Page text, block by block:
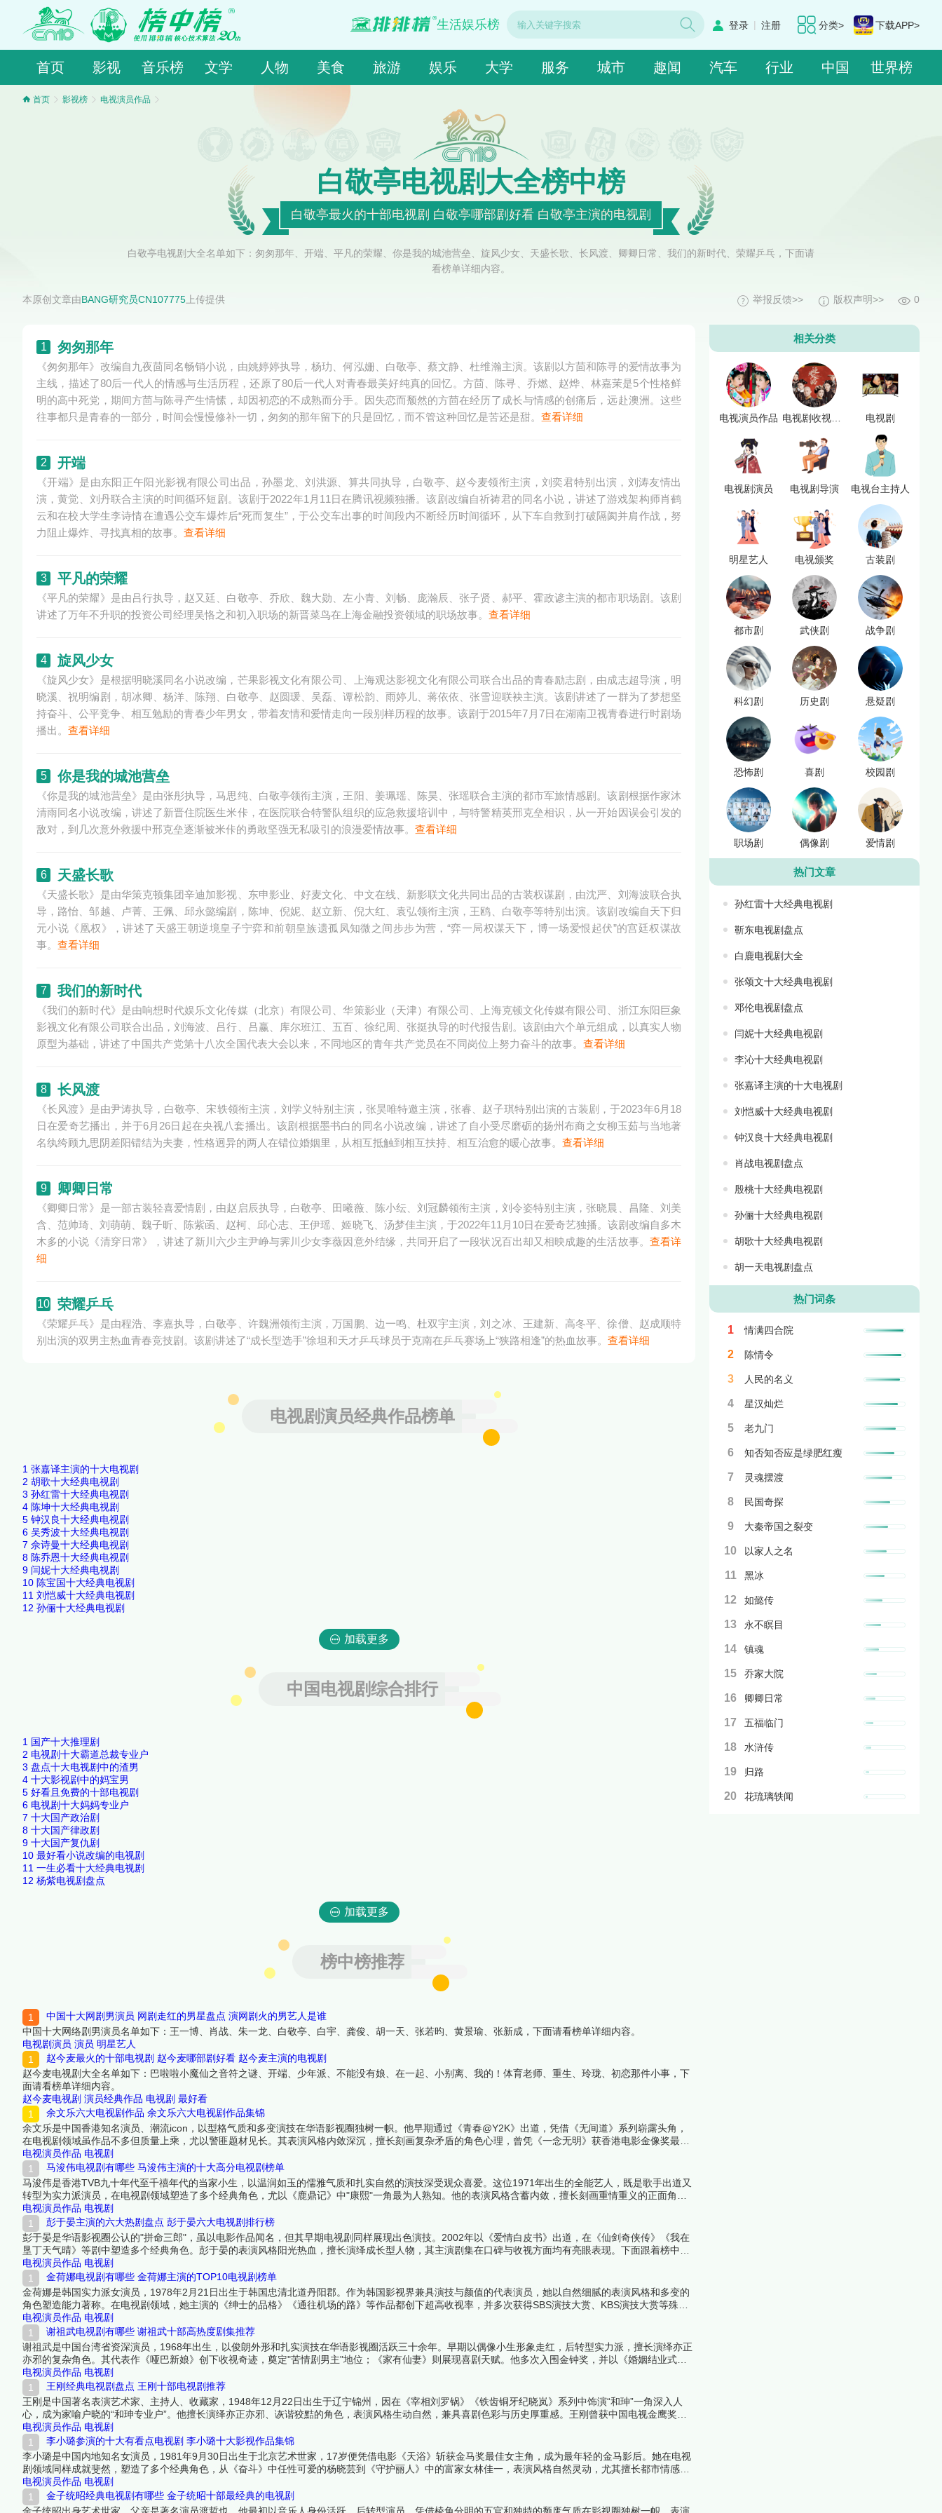
分类> 下载APP>
登录 | 注册
生活娱乐榜
首页 影视 音乐榜 文学 人物 美食 旅游 娱乐 大学 服务 城市 趣闻 汽车 行业 中国 世界榜
首页 影视榜 电视演员作品
白敬亭电视剧大全榜中榜
白敬亭最火的十部电视剧 白敬亭哪部剧好看 白敬亭主演的电视剧
白敬亭电视剧大全名单如下：匆匆那年、开端、平凡的荣耀、你是我的城池营垒、旋风少女、天盛长歌、长风渡、卿卿日常、我们的新时代、荣耀乒乓，下面请
看榜单详细内容。
本原创文章由BANG研究员CN107775上传提供 0
版权声明>>
举报反馈>>
1 匆匆那年
《匆匆那年》改编自九夜茴同名畅销小说，由姚婷婷执导，杨玏、何泓姗、白敬亭、蔡文静、杜维瀚主演。该剧以方茴和陈寻的爱情故事为
主线，描述了80后一代人的情感与生活历程，还原了80后一代人对青春最美好纯真的回忆。方茴、陈寻、乔燃、赵烨、林嘉茉是5个性格鲜
明的高中死党，期间方茴与陈寻产生情愫，却因初恋的不成熟而分手。因失恋而颓然的方茴在经历了成长与情感的创痛后，远赴澳洲。这些
往事都只是青春的一部分，时间会慢慢修补一切，匆匆的那年留下的只是回忆，而不管这种回忆是苦还是甜。 查看详细
2 开端
《开端》是由东阳正午阳光影视有限公司出品，孙墨龙、刘洪源、算共同执导，白敬亭、赵今麦领衔主演，刘奕君特别出演，刘涛友情出
演，黄觉、刘丹联合主演的时间循环短剧。该剧于2022年1月11日在腾讯视频独播。该剧改编自祈祷君的同名小说，讲述了游戏架构师肖鹤
云和在校大学生李诗情在遭遇公交车爆炸后“死而复生”，于公交车出事的时间段内不断经历时间循环，从下车自救到打破隔阂并肩作战，努
力阻止爆炸、寻找真相的故事。 查看详细
3 平凡的荣耀
《平凡的荣耀》是由吕行执导，赵又廷、白敬亭、乔欣、魏大勋、左小青、刘畅、庞瀚辰、张子贤、郝平、霍政谚主演的都市职场剧。该剧
讲述了万年不升职的投资公司经理吴恪之和初入职场的新晋菜鸟在上海金融投资领域的职场故事。 查看详细
4 旋风少女
《旋风少女》是根据明晓溪同名小说改编，芒果影视文化有限公司、上海观达影视文化有限公司联合出品的青春励志剧，由成志超导演，明
晓溪、祝明编剧，胡冰卿、杨洋、陈翔、白敬亭、赵圆瑗、吴磊、谭松韵、雨婷儿、蒋依依、张雪迎联袂主演。该剧讲述了一群为了梦想坚
持奋斗、公平竞争、相互勉励的青春少年男女，带着友情和爱情走向一段别样历程的故事。该剧于2015年7月7日在湖南卫视青春进行时剧场
播出。 查看详细
5 你是我的城池营垒
《你是我的城池营垒》是由张彤执导，马思纯、白敬亭领衔主演，王阳、姜珮瑶、陈昊、张瑶联合主演的都市军旅情感剧。该剧根据作家沐
清雨同名小说改编，讲述了新晋住院医生米佧，在医院联合特警队组织的应急救援培训中，与特警精英邢克垒相识，从一开始因误会引发的
敌对，到几次意外救援中邢克垒逐渐被米佧的勇敢坚强无私吸引的浪漫爱情故事。 查看详细
6 天盛长歌
《天盛长歌》是由华策克顿集团辛迪加影视、东申影业、好麦文化、中文在线、新影联文化共同出品的古装权谋剧，由沈严、刘海波联合执
导，路怡、邹越、卢菁、王佩、邱永懿编剧，陈坤、倪妮、赵立新、倪大红、袁弘领衔主演，王鸥、白敬亭等特别出演。该剧改编自天下归
元小说《凰权》，讲述了天盛王朝逆境皇子宁弈和前朝皇族遗孤凤知微之间步步为营，“弈一局权谋天下，博一场爱恨起伏”的宫廷权谋故
事。 查看详细
7 我们的新时代
《我们的新时代》是由响想时代娱乐文化传媒（北京）有限公司、华策影业（天津）有限公司、上海克顿文化传媒有限公司、浙江东阳巨象
影视文化有限公司联合出品，刘海波、吕行、吕赢、库尔班江、五百、徐纪周、张挺执导的时代报告剧。该剧由六个单元组成，以真实人物
原型为基础，讲述了中国共产党第十八次全国代表大会以来，不同地区的青年共产党员在不同岗位上努力奋斗的故事。 查看详细
8 长风渡
《长风渡》是由尹涛执导，白敬亭、宋轶领衔主演，刘学义特别主演，张昊唯特邀主演，张睿、赵子琪特别出演的古装剧，于2023年6月18
日在爱奇艺播出，并于6月26日起在央视八套播出。该剧根据墨书白的同名小说改编，讲述了自小受尽磨砺的扬州布商之女柳玉茹与当地著
名纨绔顾九思阴差阳错结为夫妻，性格迥异的两人在错位婚姻里，从相互抵触到相互扶持、相互治愈的暖心故事。 查看详细
9 卿卿日常
《卿卿日常》是一部古装轻喜爱情剧，由赵启辰执导，白敬亭、田曦薇、陈小纭、刘冠麟领衔主演，刘令姿特别主演，张晓晨、昌隆、刘美
含、范帅琦、刘萌萌、魏子昕、陈紫函、赵柯、邱心志、王伊瑶、姬晓飞、汤梦佳主演，于2022年11月10日在爱奇艺独播。该剧改编自多木
木多的小说《清穿日常》，讲述了新川六少主尹峥与霁川少女李薇因意外结缘，共同开启了一段状况百出却又相映成趣的生活故事。 查看详
细
10 荣耀乒乓
《荣耀乒乓》是由程浩、李嘉执导，白敬亭、许魏洲领衔主演，万国鹏、边一鸣、杜双宇主演，刘之冰、王建新、高冬平、徐僧、赵成顺特
别出演的双男主热血青春竞技剧。该剧讲述了“成长型选手”徐坦和天才乒乓球员于克南在乒乓赛场上“狭路相逢”的热血故事。 查看详细
电视剧演员经典作品榜单
1 张嘉译主演的十大电视剧
2 胡歌十大经典电视剧
3 孙红雷十大经典电视剧
4 陈坤十大经典电视剧
5 钟汉良十大经典电视剧
6 吴秀波十大经典电视剧
7 佘诗曼十大经典电视剧
8 陈乔恩十大经典电视剧
9 闫妮十大经典电视剧
10 陈宝国十大经典电视剧
11 刘恺威十大经典电视剧
12 孙俪十大经典电视剧
加载更多
中国电视剧综合排行
1 国产十大推理剧
2 电视剧十大霸道总裁专业户
3 盘点十大电视剧中的渣男
4 十大影视剧中的妈宝男
5 好看且免费的十部电视剧
6 电视剧十大妈妈专业户
7 十大国产政治剧
8 十大国产律政剧
9 十大国产复仇剧
10 最好看小说改编的电视剧
11 一生必看十大经典电视剧
12 杨紫电视剧盘点
加载更多
榜中榜推荐
中国十大网剧男演员 网剧走红的男星盘点 演网剧火的男艺人是谁
中国十大网络剧男演员名单如下：王一博、肖战、朱一龙、白敬亭、白宇、龚俊、胡一天、张若昀、黄景瑜、张新成，下面请看榜单详细内容。
电视剧演员 演员 明星艺人
赵今麦最火的十部电视剧 赵今麦哪部剧好看 赵今麦主演的电视剧
赵今麦电视剧大全名单如下：巴啦啦小魔仙之音符之谜、开端、少年派、不能没有娘、在一起、小别离、我的！体育老师、重生、玲珑、初恋那件小事，下
面请看榜单详细内容。
赵今麦电视剧 演员经典作品 电视剧 最好看
余文乐六大电视剧作品 余文乐六大电视剧作品集锦
余文乐是中国香港知名演员、潮流icon，以型格气质和多变演技在华语影视圈独树一帜。他早期通过《青春@Y2K》出道，凭借《无间道》系列崭露头角，
在电视剧领域虽作品不多但质量上乘，尤以警匪题材见长。其表演风格内敛深沉，擅长刻画复杂矛盾的角色心理，曾凭《一念无明》获香港电影金像奖最佳
男主角提名。本文将推荐余文乐主演的6部电视剧（含客串），涵盖青春偶像、都市情感等题材，从角色突破性、制作水准、观众口碑等维度解析上榜理由。
下面跟着榜中榜编辑一起来看看详细名单吧！
电视演员作品 电视剧
马浚伟电视剧有哪些 马浚伟主演的十大高分电视剧榜单
马浚伟是香港TVB九十年代至千禧年代的当家小生，以温润如玉的儒雅气质和扎实自然的演技深受观众喜爱。这位1971年出生的全能艺人，既是歌手出道又
转型为实力派演员，在电视剧领域塑造了多个经典角色，尤以《鹿鼎记》中"康熙"一角最为人熟知。他的表演风格含蓄内敛，擅长刻画重情重义的正面角
色，无论是古装剧中的帝王将相，还是现代剧中的专业人士都游刃有余。曾获TVB"我最喜爱的电视角色"等多项荣誉。下面跟着榜中榜编辑一起来看看详细
名单吧！
电视演员作品 电视剧
彭于晏主演的六大热剧盘点 彭于晏六大电视剧排行榜
彭于晏是华语影视圈公认的"拼命三郎"，虽以电影作品闻名，但其早期电视剧同样展现出色演技。2002年以《爱情白皮书》出道，在《仙剑奇侠传》《我在
垦丁天气晴》等剧中塑造多个经典角色。彭于晏的表演风格阳光热血，擅长演绎成长型人物，其主演剧集在口碑与收视方面均有亮眼表现。下面跟着榜中榜
编辑一起来看看详细名单吧！
电视演员作品 电视剧
金荷娜电视剧有哪些 金荷娜主演的TOP10电视剧榜单
金荷娜是韩国实力派女演员，1978年2月21日出生于韩国忠清北道丹阳郡。作为韩国影视界兼具演技与颜值的代表演员，她以自然细腻的表演风格和多变的
角色塑造能力著称。在电视剧领域，她主演的《绅士的品格》《通往机场的路》等作品都创下超高收视率，并多次获得SBS演技大赏、KBS演技大赏等殊
荣。其温暖知性的形象和扎实的演技功底，使她成为韩国中生代女演员中的佼佼者。下面跟着榜中榜编辑一起来看看详细名单吧！
电视演员作品 电视剧
谢祖武电视剧有哪些 谢祖武十部高热度剧集推荐
谢祖武是中国台湾省资深演员，1968年出生，以俊朗外形和扎实演技在华语影视圈活跃三十余年。早期以偶像小生形象走红，后转型实力派，擅长演绎亦正
亦邪的复杂角色。其代表作《哑巴新娘》创下收视奇迹，奠定"苦情剧男主"地位；《家有仙妻》则展现喜剧天赋。他多次入围金钟奖，并以《婚姻结业式》
获中高龄观众热烈反响。下面跟着榜中榜编辑一起来看看详细名单吧！
电视演员作品 电视剧
王刚经典电视剧盘点 王刚十部电视剧推荐
王刚是中国著名表演艺术家、主持人、收藏家，1948年12月22日出生于辽宁锦州，因在《宰相刘罗锅》《铁齿铜牙纪晓岚》系列中饰演“和珅”一角深入人
心，成为家喻户晓的“和珅专业户”。他擅长演绎亦正亦邪、诙谐狡黠的角色，表演风格生动自然，兼具喜剧色彩与历史厚重感。王刚曾获中国电视金鹰奖最
佳男配角、全国德艺双馨电视艺术工作者等荣誉，并多次主持央视春晚。其主演的《铁齿铜牙纪晓岚》《梦断紫禁城》等剧集均创下超高收视率，成为经典
之作。下面跟着榜中榜编辑一起来看看详细名单吧！
电视演员作品 电视剧
李小璐参演的十大有看点电视剧 李小璐十大影视作品集锦
李小璐是中国内地知名女演员，1981年9月30日出生于北京艺术世家，17岁便凭借电影《天浴》斩获金马奖最佳女主角，成为最年轻的金马影后。她在电视
剧领域同样成就斐然，塑造了多个经典角色，从《奋斗》中任性可爱的杨晓芸到《守护丽人》中的富家女林佳一，表演风格自然灵动，尤其擅长都市情感题
材。尽管近年因个人生活引发争议，但其早期电视剧作品仍具有广泛影响力。下面跟着榜中榜编辑一起来看看详细名单吧！
电视演员作品 电视剧
金子统昭经典电视剧有哪些 金子统昭十部最经典的电视剧
金子统昭出身艺术世家，父亲是著名演员渡哲也。他最初以音乐人身份活跃，后转型演员，凭借棱角分明的五官和独特的颓废气质在影视圈独树一帜。表演
相关分类
电视演员作品 电视剧收视点击率 电视剧
电视剧演员 电视剧导演 电视台主持人
明星艺人 电视颁奖 古装剧
都市剧 武侠剧 战争剧
科幻剧 历史剧 悬疑剧
恐怖剧 喜剧 校园剧
职场剧 偶像剧 爱情剧
热门文章
孙红雷十大经典电视剧
靳东电视剧盘点
白鹿电视剧大全
张颂文十大经典电视剧
邓伦电视剧盘点
闫妮十大经典电视剧
李沁十大经典电视剧
张嘉译主演的十大电视剧
刘恺威十大经典电视剧
钟汉良十大经典电视剧
肖战电视剧盘点
殷桃十大经典电视剧
孙俪十大经典电视剧
胡歌十大经典电视剧
胡一天电视剧盘点
热门词条
1 情满四合院
2 陈情令
3 人民的名义
4 星汉灿烂
5 老九门
6 知否知否应是绿肥红瘦
7 灵魂摆渡
8 民国奇探
9 大秦帝国之裂变
10 以家人之名
11 黑冰
12 如懿传
13 永不瞑目
14 镇魂
15 乔家大院
16 卿卿日常
17 五福临门
18 水浒传
19 归路
20 花琉璃轶闻